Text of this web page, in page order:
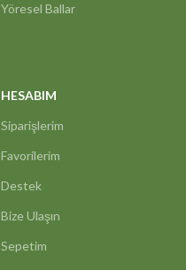
Yöresel Ballar
HESABIM
Siparişlerim
Favorilerim
Destek
Bize Ulaşın
Sepetim